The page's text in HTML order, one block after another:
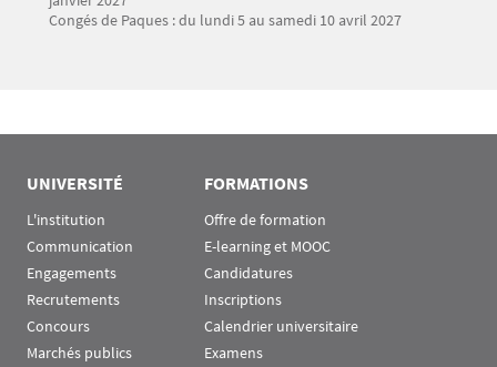
Congés de Paques : du lundi 5 au samedi 10 avril 2027
UNIVERSITÉ
L'institution
Communication
Engagements
Recrutements
Concours
Marchés publics
FORMATIONS
Offre de formation
E-learning et MOOC
Candidatures
Inscriptions
Calendrier universitaire
Examens